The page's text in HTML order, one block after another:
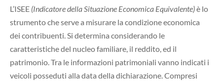
L’ISEE (Indicatore della Situazione Economica Equivalente)è lo
strumento che serve a misurare la condizione economica
dei contribuenti. Si determina considerando le
caratteristiche del nucleo familiare, il reddito, ed il
patrimonio. Tra le informazioni patrimoniali vanno indicati i
veicoli posseduti alla data della dichiarazione. Compresi